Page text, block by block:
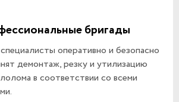
бригады
оперативно и безопасно
демонтаж, резку и утилизацию
в соответствии со всеми